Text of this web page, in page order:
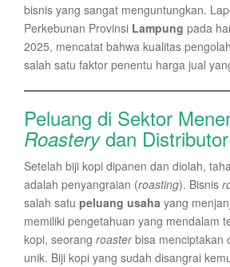
bisnis yang sangat menguntungkan.
Perkebunan Provinsi Lampung pada
2025, mencatat bahwa kualitas
salah satu faktor penentu harga jual
Peluang di Sektor
Roasterydan Distributor
Setelah biji kopi dipanen dan diolah,
adalah penyangraian (roasting). Bisnis
salah satu peluang usaha yang
memiliki pengetahuan yang mendalam
kopi, seorang roasterbisa menciptakan
unik. Biji kopi yang sudah disangrai